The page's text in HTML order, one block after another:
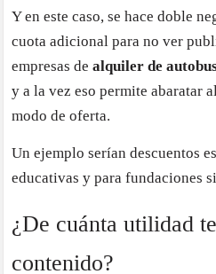
Y en este caso, se hace doble
cuota adicional para no ver
empresas dealquiler de
y a la vez eso permite abaratar
modo de oferta.
Un ejemplo serían descuentos
educativas y para fundaciones
¿De cuánta utilidad
contenido?